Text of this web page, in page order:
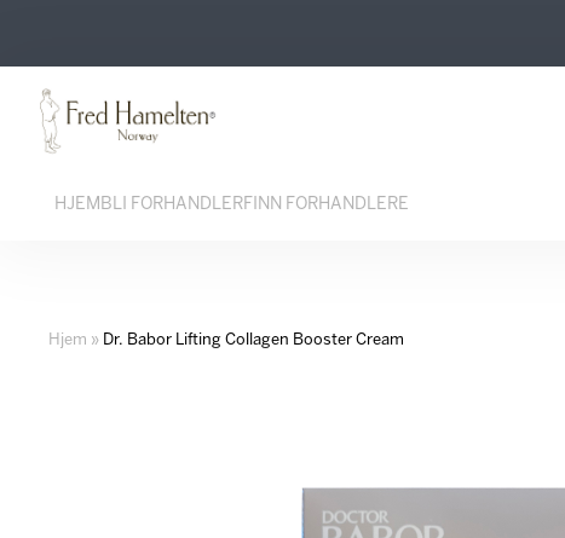
HJEM BLI FORHANDLERFINN FORHANDLERE
Hjem » Dr. Babor Lifting Collagen Booster Cream